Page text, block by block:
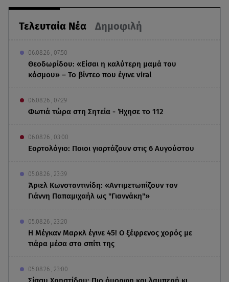
Τελευταία Νέα Δημοφιλή
06.08.26 , 07:50
Θεοδωρίδου: «Είσαι η καλύτερη μαμά του
κόσμου» – Το βίντεο που έγινε viral
06.08.26 , 07:29
Φωτιά τώρα στη Σητεία - Ήχησε το 112
06.08.26 , 03:00
Εορτολόγιο: Ποιοι γιορτάζουν στις 6 Αυγούστου
05.08.26 , 23:39
Άριελ Κωνσταντινίδη: «Αντιμετωπίζουν τον
Γιάννη Παπαμιχαήλ ως "Γιαννάκη"»
05.08.26 , 23:20
Η Μέγκαν Μαρκλ έγινε 45! Ο ξέφρενος χορός με
τιάρα μέσα στο σπίτι της
05.08.26 , 23:00